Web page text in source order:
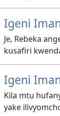
Igeni
Je, Rebeka
kusafiri
Igeni
Kila mtu
yake